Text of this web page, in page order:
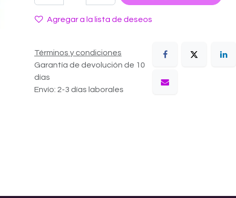
Agregar a la lista de deseos
Términos y condiciones
Garantía de devolución de 10
días
Envío: 2-3 días laborales